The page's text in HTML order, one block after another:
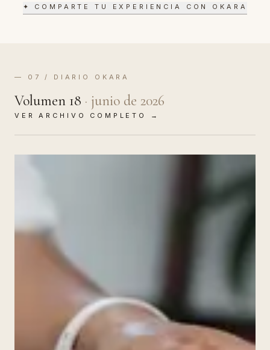
✦ COMPARTE TU EXPERIENCIA CON OKARA
— 07 / DIARIO OKARA
Volumen 18 · junio de 2026
VER ARCHIVO COMPLETO →